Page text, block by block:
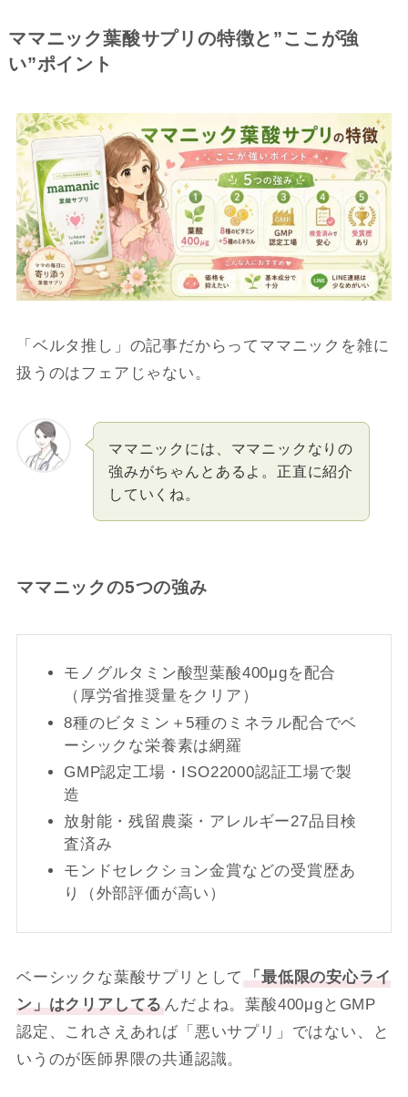
ママニック葉酸サプリの特徴と”ここが強
い”ポイント
「ベルタ推し」の記事だからってママニックを雑に
扱うのはフェアじゃない。
ママニックには、ママニックなりの
強みがちゃんとあるよ。正直に紹介
していくね。
ママニックの5つの強み
モノグルタミン酸型葉酸400μgを配合
（厚労省推奨量をクリア）
8種のビタミン＋5種のミネラル配合でベ
ーシックな栄養素は網羅
GMP認定工場・ISO22000認証工場で製
造
放射能・残留農薬・アレルギー27品目検
査済み
モンドセレクション金賞などの受賞歴あ
り（外部評価が高い）
ベーシックな葉酸サプリとして「最低限の安心ライ
ン」はクリアしてるんだよね。葉酸400μgとGMP
認定、これさえあれば「悪いサプリ」ではない、と
いうのが医師界隈の共通認識。